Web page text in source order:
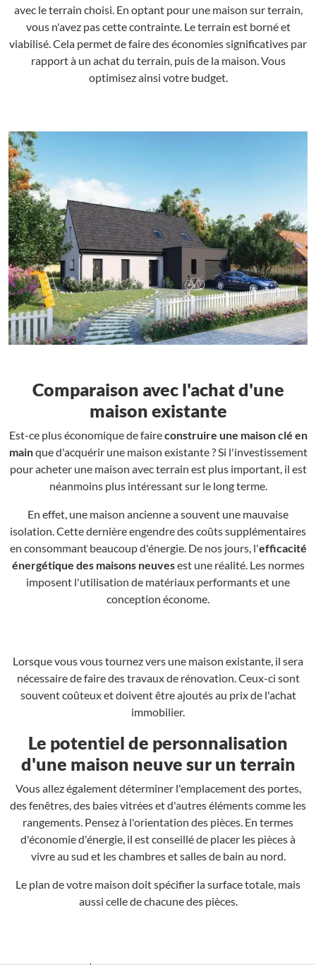
avec le terrain choisi. En optant pour une maison sur terrain,
vous n'avez pas cette contrainte. Le terrain est borné et
viabilisé. Cela permet de faire des économies significatives par
rapport à un achat du terrain, puis de la maison. Vous
optimisez ainsi votre budget.
Comparaison avec l'achat d'une
maison existante
Est-ce plus économique de faireconstruire une maison clé en
mainque d'acquérir une maison existante ? Si l'investissement
pour acheter une maison avec terrain est plus important, il est
néanmoins plus intéressant sur le long terme.
En effet, une maison ancienne a souvent une mauvaise
isolation. Cette dernière engendre des coûts supplémentaires
en consommant beaucoup d'énergie. De nos jours, l'efficacité
énergétique des maisons neuvesest une réalité. Les normes
imposent l'utilisation de matériaux performants et une
conception économe.
Lorsque vous vous tournez vers une maison existante, il sera
nécessaire de faire des travaux de rénovation. Ceux-ci sont
souvent coûteux et doivent être ajoutés au prix de l'achat
immobilier.
Le potentiel de personnalisation
d'une maison neuve sur un terrain
Vous allez également déterminer l'emplacement des portes,
des fenêtres, des baies vitrées et d'autres éléments comme les
rangements. Pensez à l'orientation des pièces. En termes
d'économie d'énergie, il est conseillé de placer les pièces à
vivre au sud et les chambres et salles de bain au nord.
Le plan de votre maison doit spécifier la surface totale, mais
aussi celle de chacune des pièces.